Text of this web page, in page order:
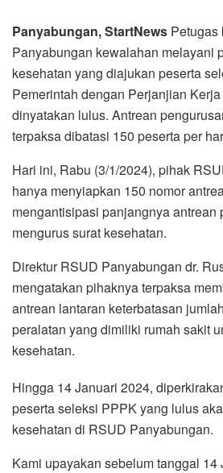
Panyabungan, StartNews Petugas
Panyabungan kewalahan melayani
kesehatan yang diajukan peserta
Pemerintah dengan Perjanjian
dinyatakan lulus. Antrean
terpaksa dibatasi 150 peserta per
Hari ini, Rabu (3/1/2024), pihak
hanya menyiapkan 150 nomor
mengantisipasi panjangnya antrean
mengurus surat kesehatan.
Direktur RSUD Panyabungan dr.
mengatakan pihaknya terpaksa
antrean lantaran keterbatasan
peralatan yang dimiliki rumah sakit
kesehatan.
Hingga 14 Januari 2024,
peserta seleksi PPPK yang lulus
kesehatan di RSUD Panyabungan.
Kami upayakan sebelum tanggal